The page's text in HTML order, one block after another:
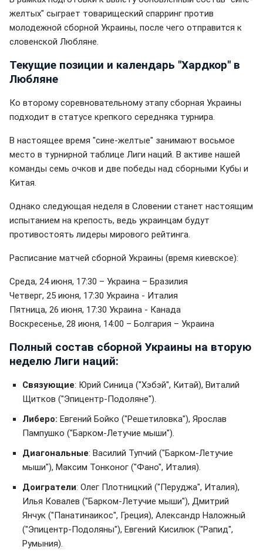
желтых" сыграет товарищеский спарринг против
молодежной сборной Украины, после чего отправится к
словенской Любляне.
Текущие позиции и календарь "Хардкор" в
Любляне
Ко второму соревновательному этапу сборная Украины
подходит в статусе крепкого середняка турнира.
В настоящее время "сине-желтые" занимают восьмое
место в турнирной таблице Лиги наций. В активе нашей
команды семь очков и две победы над сборными Кубы и
Китая.
Однако следующая неделя в Словении станет настоящим
испытанием на крепость, ведь украинцам будут
противостоять лидеры мирового рейтинга.
Расписание матчей сборной Украины (время киевское):
Среда, 24 июня, 17:30 – Украина – Бразилия
Четверг, 25 июня, 17:30 Украина - Италия
Пятница, 26 июня, 17:30 Украина - Канада
Воскресенье, 28 июня, 14:00 – Болгария – Украина
Полный состав сборной Украины на вторую
неделю Лиги наций:
Связующие: Юрий Синица ("Хэбэй", Китай), Виталий
Щитков ("Эпицентр-Подоляне").
Либеро: Евгений Бойко ("Решетиловка"), Ярослав
Пампушко ("Барком-Летучие мыши").
Диагональные: Василий Тупчий ("Барком-Летучие
мыши"), Максим Тонконог ("Фано", Италия).
Доигратели: Олег Плотницкий ("Перуджа", Италия),
Илья Ковалев ("Барком-Летучие мыши"), Дмитрий
Янчук ("Панатинаикос", Греция), Александр Наложный
("Эпицентр-Подоляны"), Евгений Кисилюк ("Рапид",
Румыния).